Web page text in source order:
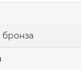
бронза